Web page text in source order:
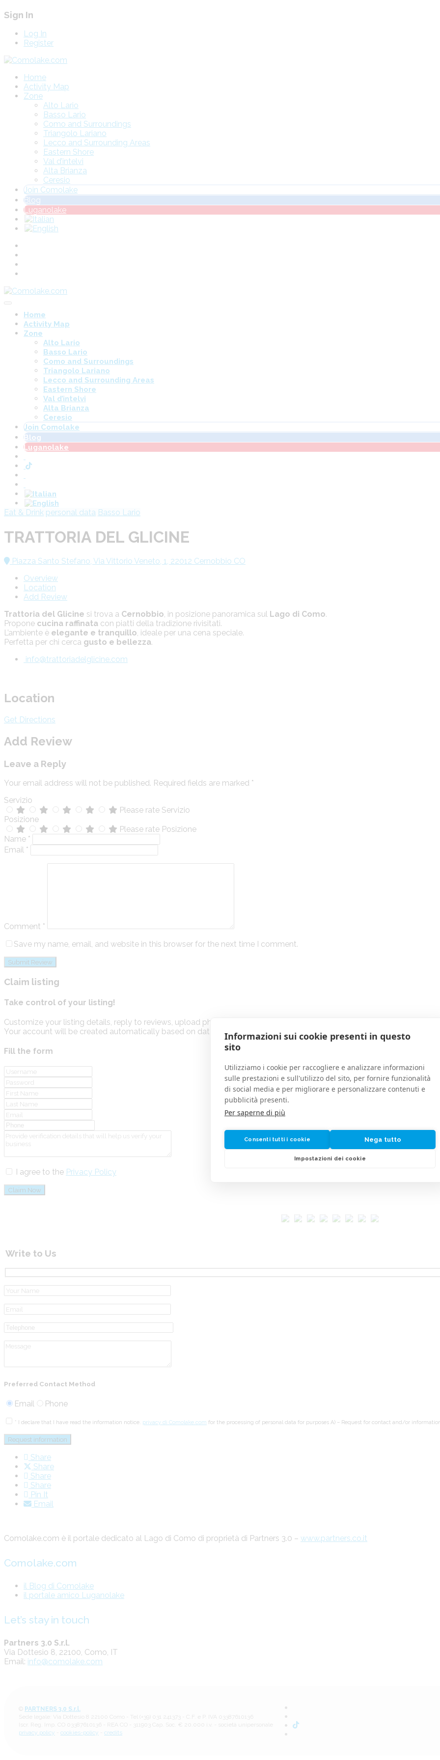
Sign In
Log In
Register
Home
Activity Map
Zone
Alto Lario
Basso Lario
Como and Surroundings
Triangolo Lariano
Lecco and Surrounding Areas
Eastern Shore
Val d’intelvi
Alta Brianza
Ceresio
Join Comolake
Blog
Luganolake
Home
Activity Map
Zone
Alto Lario
Basso Lario
Como and Surroundings
Triangolo Lariano
Lecco and Surrounding Areas
Eastern Shore
Val d’intelvi
Alta Brianza
Ceresio
Join Comolake
Blog
Luganolake
Eat & Drink personal data Basso Lario
TRATTORIA DEL GLICINE
Piazza Santo Stefano, Via Vittorio Veneto, 1, 22012 Cernobbio CO
Overview
Location
Add Review
Trattoria del Glicine si trova a Cernobbio, in posizione panoramica sul Lago di Como.
Propone cucina raffinata con piatti della tradizione rivisitati.
L’ambiente è elegante e tranquillo, ideale per una cena speciale.
Perfetta per chi cerca gusto e bellezza.
info@trattoriadelglicine.com
Location
Get Directions
Add Review
Leave a Reply
Your email address will not be published. Required fields are marked *
Servizio
Please rate Servizio
Posizione
Please rate Posizione
Name *
Email *
Comment *
Save my name, email, and website in this browser for the next time I comment.
Claim listing
Take control of your listing!
Customize your listing details, reply to reviews, upload photos and more to show customers what makes your business
Your account will be created automatically based on data you provide below. If you already have an account, please
Fill the form
I agree to the Privacy Policy
Claim Now
Write to Us
Preferred Contact Method
Email Phone
* I declare that I have read the information notice. privacy di Comolake.com for the processing of personal data for purposes A) – Request for contact and/or
Share
Share
Share
Share
Pin It
Email
Comolake.com è il portale dedicato al Lago di Como di proprietà di Partners 3.0 – www.partners.co.it
Comolake.com
il Blog di Comolake
il portale amico Luganolake
Let’s stay in touch
Partners 3.0 S.r.l.
Via Dottesio 8, 22100, Como, IT
Email: info@comolake.com
PARTNERS 3.0 S.r.l.
Sede legale: Via Dottesio 8 22100 Como - Tel (+39) 031 241373 - C.F. e P. IVA 03387610136
Iscr. Reg. Imp. CO 03387610136 - REA CO - 311903 Cap. Soc. € 20.000 i.v. - società unipersonale
privacy policy
cookies-policy credits
Informazioni sui cookie presenti in questo
sito
Utilizziamo i cookie per raccogliere e analizzare informazioni
sulle prestazioni e sull'utilizzo del sito, per fornire funzionalità
di social media e per migliorare e personalizzare contenuti e
pubblicità presenti.
Per saperne di più
Consenti tutti i cookie Nega tutto
Impostazioni dei cookie